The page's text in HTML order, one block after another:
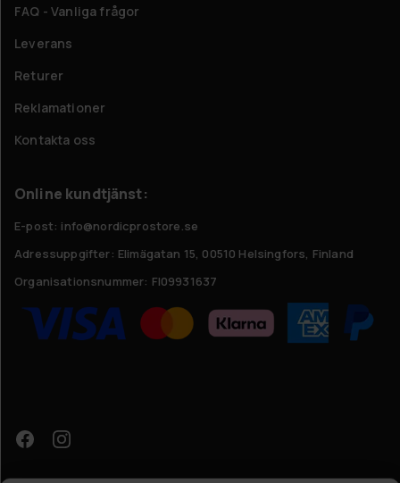
FAQ - Vanliga frågor
Leverans
Returer
Reklamationer
Kontakta oss
Online kundtjänst:
E-post: info@nordicprostore.se
Adressuppgifter: Elimägatan 15, 00510 Helsingfors, Finland
Organisationsnummer: FI09931637